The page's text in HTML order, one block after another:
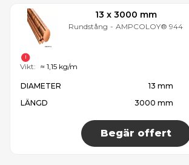
13 x 3000 mm
Rundstång - AMPCOLOY® 944
DIAMETER
13 mm
LÄNGD
3000 mm
Begär offert
Vikt: ≈ 1,15 kg/m